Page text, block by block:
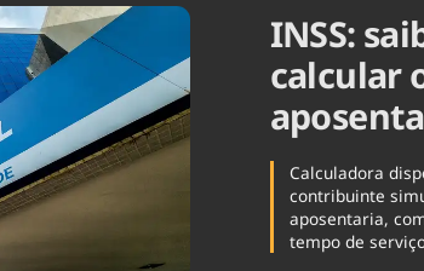
INSS:
calcular
Calculadora
contribuinte
aposentaria,
tempo de